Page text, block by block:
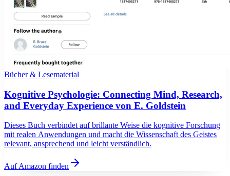
Bücher & Lesematerial
Kognitive Psychologie: Connecting Mind, Research,
and Everyday Experience von E. Goldstein
Dieses Buch verbindet auf brillante Weise die kognitive Forschung
mit realen Anwendungen und macht die Wissenschaft des Geistes
relevant, ansprechend und leicht verständlich.
Auf Amazon finden